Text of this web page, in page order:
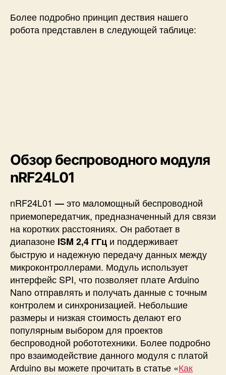
Более подробно принцип дествия нашего
робота представлен в следующей таблице:
Обзор беспроводного модуля
nRF24L01
nRF24L01—это маломощный беспроводной
приемопередатчик, предназначенный для связи
на коротких расстояниях. Он работает в
диапазоне ISM 2,4 ГГц и поддерживает
быструю и надежную передачу данных между
микроконтроллерами. Модуль использует
интерфейс SPI, что позволяет плате Arduino
Nano отправлять и получать данные с точным
контролем и синхронизацией. Небольшие
размеры и низкая стоимость делают его
популярным выбором для проектов
беспроводной робототехники. Более подробно
про взаимодействие данного модуля с платой
Arduino вы можете прочитать в статье «Как